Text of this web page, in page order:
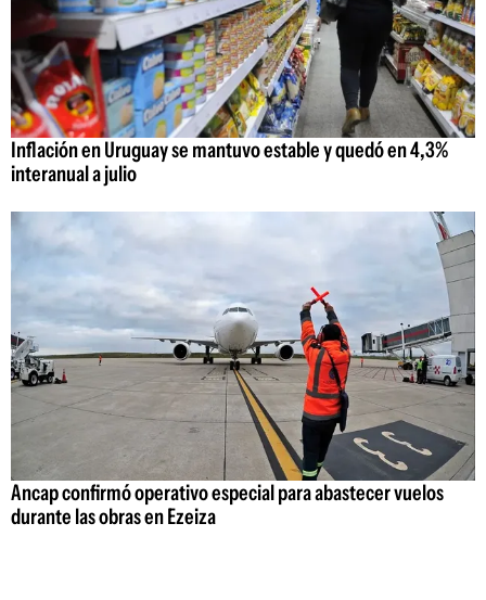
Inflación en Uruguay se mantuvo estable y quedó en 4,3%
interanual a julio
Ancap confirmó operativo especial para abastecer vuelos
durante las obras en Ezeiza